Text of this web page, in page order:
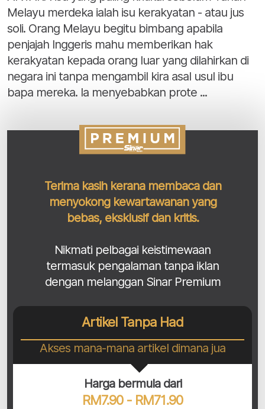
Melayu merdeka ialah isu kerakyatan - atau jus
soli. Orang Melayu begitu bimbang apabila
penjajah Inggeris mahu memberikan hak
kerakyatan kepada orang luar yang dilahirkan di
negara ini tanpa mengambil kira asal usul ibu
bapa mereka. Ia menyebabkan prote ...
Terima kasih kerana membaca dan
menyokong kewartawanan yang
bebas, eksklusif dan kritis.
Nikmati pelbagai keistimewaan
termasuk pengalaman tanpa iklan
dengan melanggan Sinar Premium
Artikel Tanpa Had
Akses mana-mana artikel dimana jua
Harga bermula dari
RM7.90 - RM71.90